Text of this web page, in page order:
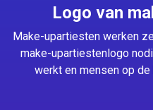
Logo van
Make-upartiesten werken
make-upartiestenlogo
werkt en mensen op